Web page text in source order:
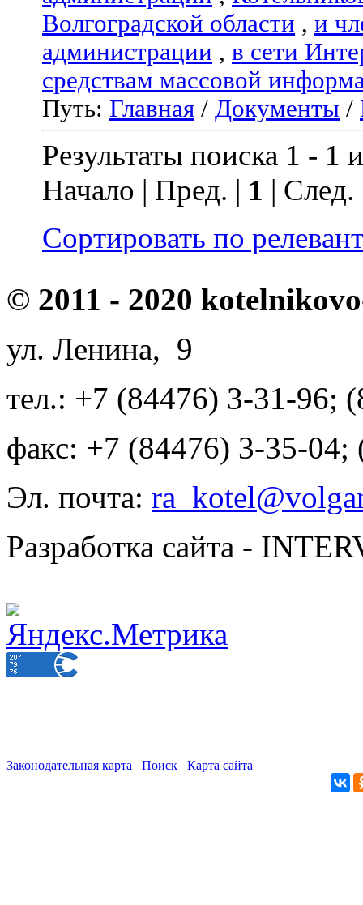
Волгоградской области , и
администрации , в сети
средствам массовой
Путь: Главная / Документы /
Результаты поиска 1 - 1
Начало | Пред. | 1 |
Сортировать по
© 2011 - 2020
ул. Ленина, 9
тел.: +7 (84476) 3-31-96;
факс: +7 (84476) 3-35-04;
Эл. почта:
Разработка сайта -
Законодательная карта Поиск Карта сайта